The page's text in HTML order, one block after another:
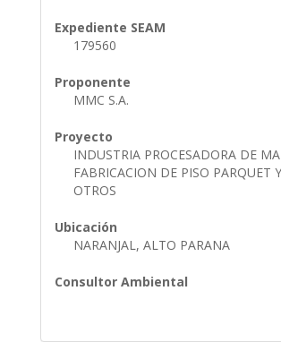
Expediente SEAM
179560
Proponente
MMC S.A.
Proyecto
INDUSTRIA PROCESADORA DE
FABRICACION DE PISO PARQUET Y
OTROS
Ubicación
NARANJAL, ALTO PARANA
Consultor Ambiental